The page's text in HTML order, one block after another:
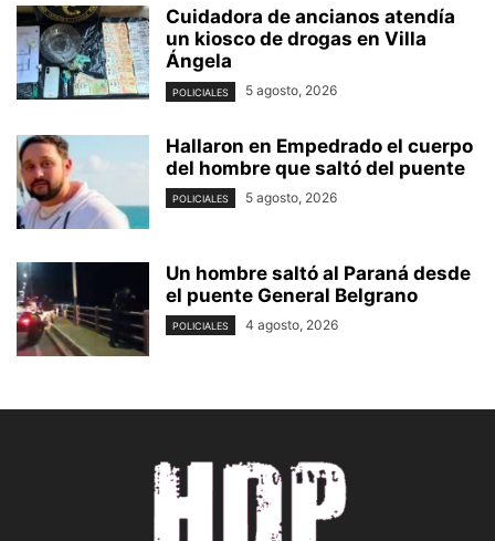
Cuidadora de ancianos atendía
un kiosco de drogas en Villa
Ángela
POLICIALES 5 agosto, 2026
Hallaron en Empedrado el cuerpo
del hombre que saltó del puente
POLICIALES 5 agosto, 2026
Un hombre saltó al Paraná desde
el puente General Belgrano
POLICIALES 4 agosto, 2026